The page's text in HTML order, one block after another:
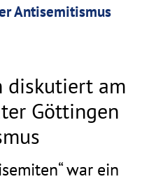
Antisemitismus
diskutiert am
Göttingen
war ein